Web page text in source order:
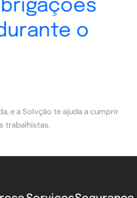
o
e a Solvção te ajuda a cumprir
trabalhistas.